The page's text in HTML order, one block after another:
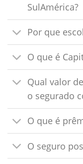
SulAmérica?
Por que
O que é
Qual valor
o segurado
O que é
O seguro